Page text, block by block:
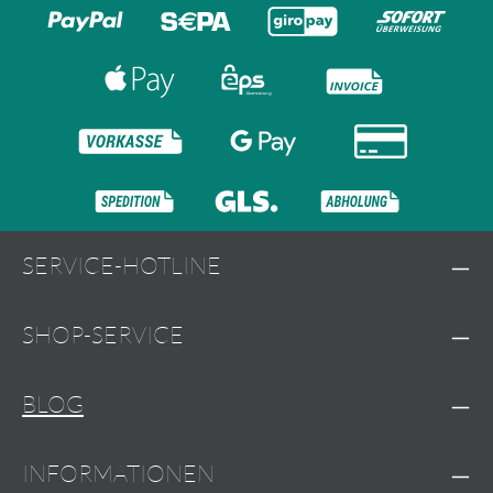
SERVICE-HOTLINE
SHOP-SERVICE
BLOG
INFORMATIONEN